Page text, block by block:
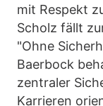
mit Respekt
Scholz fällt
"Ohne
Baerbock
zentraler
Karrieren